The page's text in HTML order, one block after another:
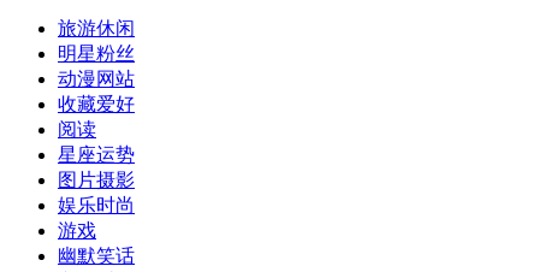
旅游休闲
明星粉丝
动漫网站
收藏爱好
阅读
星座运势
图片摄影
娱乐时尚
游戏
幽默笑话